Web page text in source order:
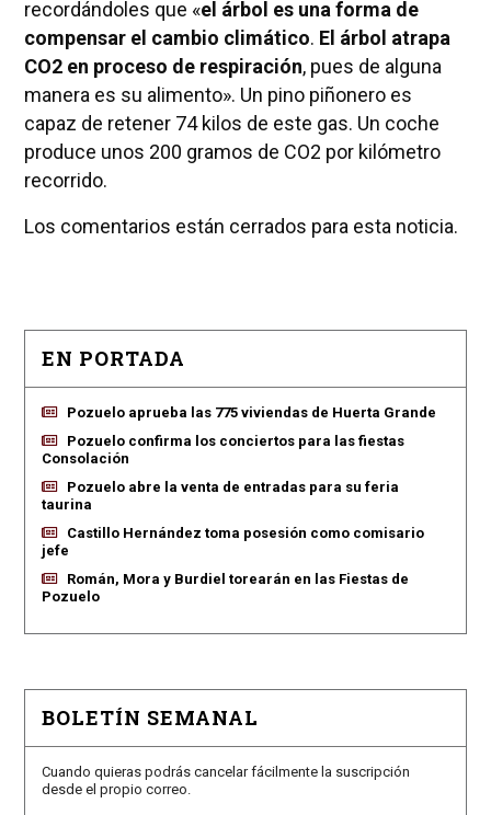
recordándoles que «el árbol es una forma de
compensar el cambio climático. El árbol atrapa
CO2 en proceso de respiración, pues de alguna
manera es su alimento». Un pino piñonero es
capaz de retener 74 kilos de este gas. Un coche
produce unos 200 gramos de CO2 por kilómetro
recorrido.
Los comentarios están cerrados para esta noticia.
EN PORTADA
Pozuelo aprueba las 775 viviendas de Huerta Grande
Pozuelo confirma los conciertos para las fiestas
Consolación
Pozuelo abre la venta de entradas para su feria
taurina
Castillo Hernández toma posesión como comisario
jefe
Román, Mora y Burdiel torearán en las Fiestas de
Pozuelo
BOLETÍN SEMANAL
Cuando quieras podrás cancelar fácilmente la suscripción
desde el propio correo.